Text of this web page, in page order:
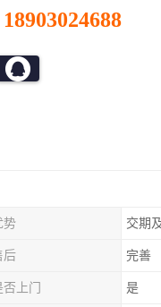
18903024688
势 交期
后 完善
否上门 是